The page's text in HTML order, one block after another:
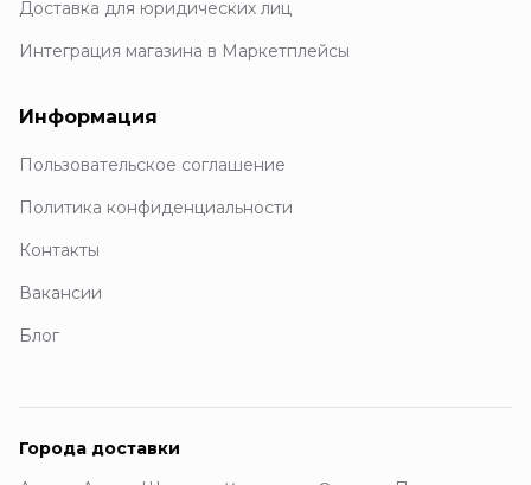
Доставка для юридических лиц
Интеграция магазина в Маркетплейсы
Информация
Пользовательское соглашение
Политика конфиденциальности
Контакты
Вакансии
Блог
Города доставки